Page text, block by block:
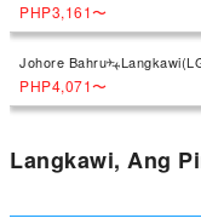
PHP3,161〜
Johore Bahru
PHP4,071〜
Langkawi, Ang